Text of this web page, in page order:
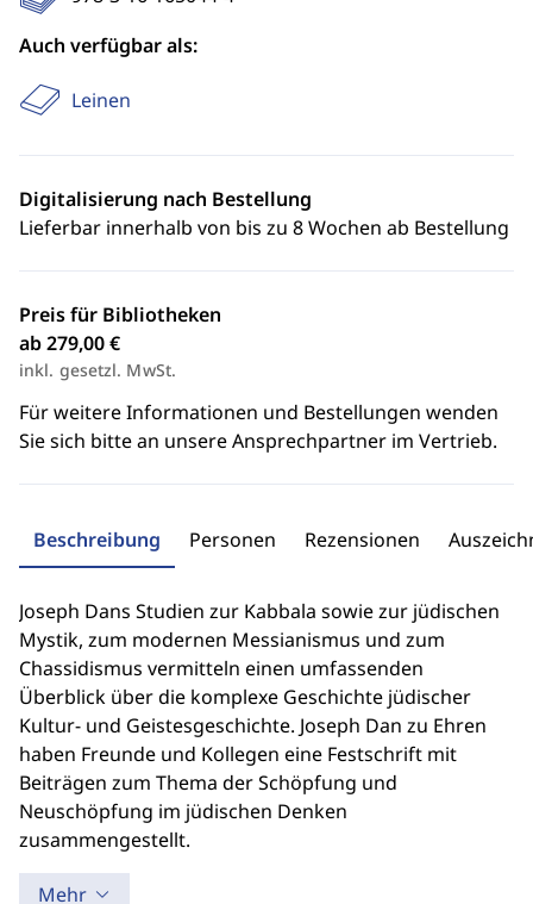
Auch verfügbar als:
Leinen
Digitalisierung nach Bestellung
Lieferbar innerhalb von bis zu 8 Wochen ab Bestellung
Preis für Bibliotheken
ab 279,00 €
inkl. gesetzl. MwSt.
Für weitere Informationen und Bestellungen wenden
Sie sich bitte an unsere Ansprechpartner im Vertrieb.
Beschreibung Personen Rezensionen
Joseph Dans Studien zur Kabbala sowie zur jüdischen
Mystik, zum modernen Messianismus und zum
Chassidismus vermitteln einen umfassenden
Überblick über die komplexe Geschichte jüdischer
Kultur- und Geistesgeschichte. Joseph Dan zu Ehren
haben Freunde und Kollegen eine Festschrift mit
Beiträgen zum Thema der Schöpfung und
Neuschöpfung im jüdischen Denken
zusammengestellt.
Mehr